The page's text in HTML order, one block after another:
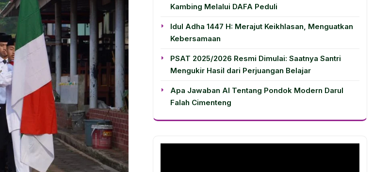
Kambing Melalui DAFA Peduli
Idul Adha 1447 H: Merajut Keikhlasan, Menguatkan
Kebersamaan
PSAT 2025/2026 Resmi Dimulai: Saatnya Santri
Mengukir Hasil dari Perjuangan Belajar
Apa Jawaban AI Tentang Pondok Modern Darul
Falah Cimenteng